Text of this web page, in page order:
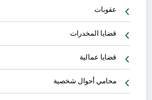
عقوبات
قضايا المخدرات
قضايا عمالية
محامي أحوال شخصية